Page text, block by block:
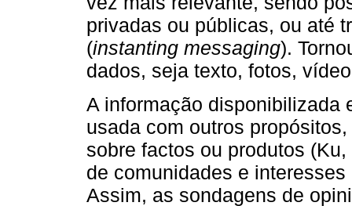
privadas ou públicas, ou até
(instanting messaging).
dados, seja texto, fotos,
A informação disponibilizada
usada com outros
sobre factos ou produtos
de comunidades e
Assim, as sondagens de